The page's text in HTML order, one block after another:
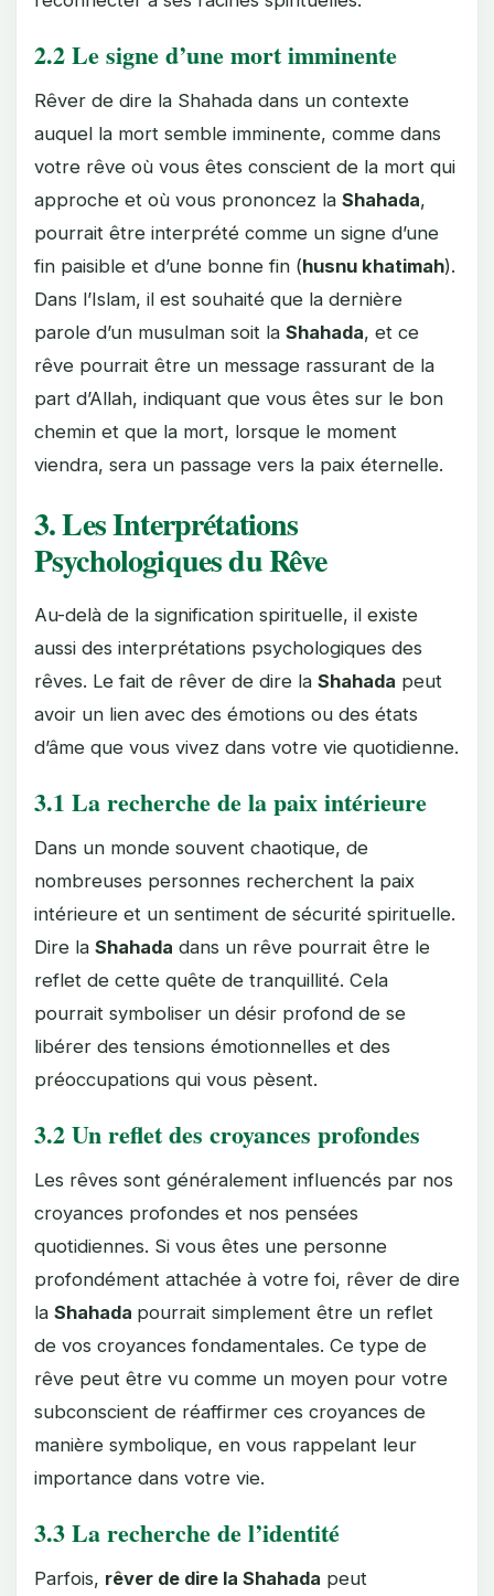
2.2 Le signe d’une mort imminente
Rêver de dire la Shahada dans un contexte
auquel la mort semble imminente, comme dans
votre rêve où vous êtes conscient de la mort qui
approche et où vous prononcez la Shahada,
pourrait être interprété comme un signe d’une
fin paisible et d’une bonne fin (husnu khatimah).
Dans l’Islam, il est souhaité que la dernière
parole d’un musulman soit la Shahada, et ce
rêve pourrait être un message rassurant de la
part d’Allah, indiquant que vous êtes sur le bon
chemin et que la mort, lorsque le moment
viendra, sera un passage vers la paix éternelle.
3. Les Interprétations
Psychologiques du Rêve
Au-delà de la signification spirituelle, il existe
aussi des interprétations psychologiques des
rêves. Le fait de rêver de dire la Shahada peut
avoir un lien avec des émotions ou des états
d’âme que vous vivez dans votre vie quotidienne.
3.1 La recherche de la paix intérieure
Dans un monde souvent chaotique, de
nombreuses personnes recherchent la paix
intérieure et un sentiment de sécurité spirituelle.
Dire la Shahada dans un rêve pourrait être le
reflet de cette quête de tranquillité. Cela
pourrait symboliser un désir profond de se
libérer des tensions émotionnelles et des
préoccupations qui vous pèsent.
3.2 Un reflet des croyances profondes
Les rêves sont généralement influencés par nos
croyances profondes et nos pensées
quotidiennes. Si vous êtes une personne
profondément attachée à votre foi, rêver de dire
la Shahada pourrait simplement être un reflet
de vos croyances fondamentales. Ce type de
rêve peut être vu comme un moyen pour votre
subconscient de réaffirmer ces croyances de
manière symbolique, en vous rappelant leur
importance dans votre vie.
3.3 La recherche de l’identité
Parfois, rêver de dire la Shahada peut